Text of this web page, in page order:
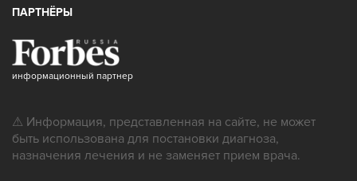
ПАРТНЁРЫ
информационный партнер
⚠ Информация, представленная на сайте, не может
быть использована для постановки диагноза,
назначения лечения и не заменяет прием врача.